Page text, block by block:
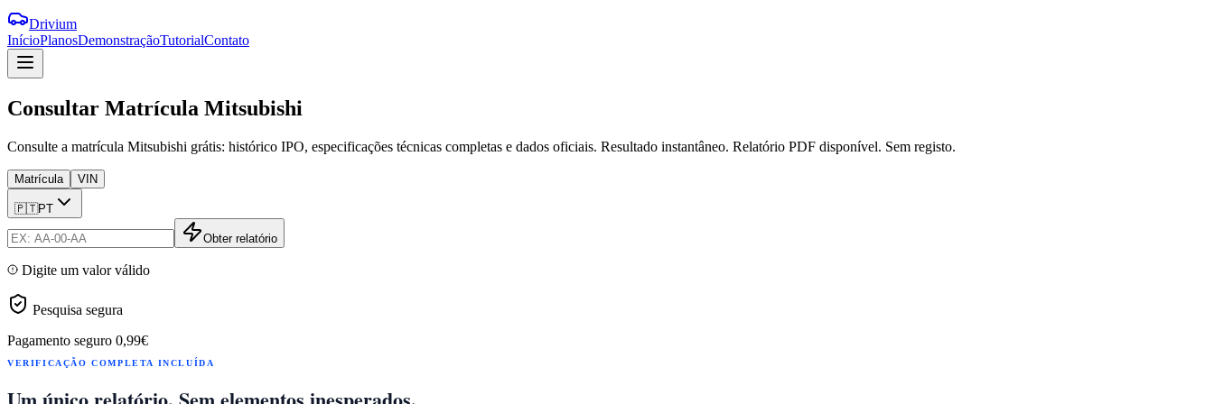
Drivium
InícioPlanosDemonstraçãoTutorialContato
Consultar Matrícula Mitsubishi
Consulte a matrícula Mitsubishi grátis: histórico IPO, especificações técnicas completas e dados oficiais. Resultado instantâneo. Relatório PDF disponível. Sem registo.
Matrícula VIN
🇵🇹PT
Obter relatório
Digite um valor válido
Pesquisa segura
Pagamento seguro 0,99€
VERIFICAÇÃO COMPLETA INCLUÍDA